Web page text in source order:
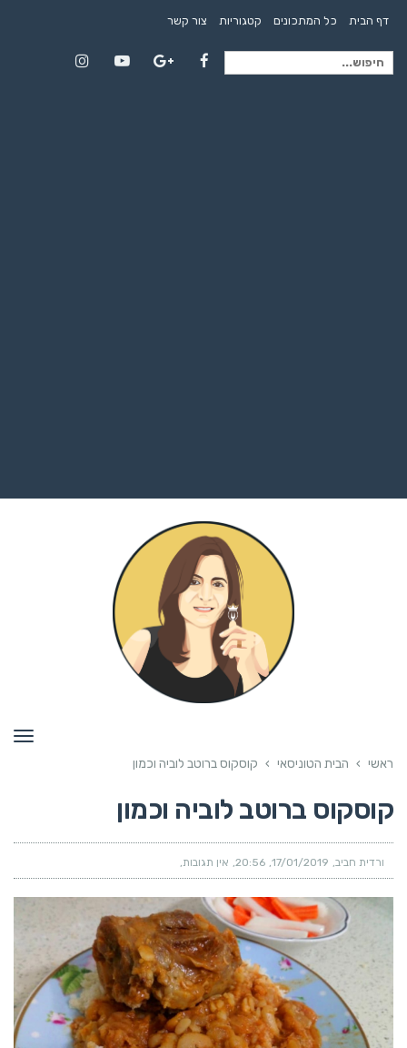
דף הבית כל המתכונים קטגוריות צור קשר
חיפוש
ראשי › הבית הטוניסאי › קוסקוס ברוטב לוביה וכמון
קוסקוס ברוטב לוביה וכמון
ורדית חביב 17/01/2019
20:56 אין תגובות